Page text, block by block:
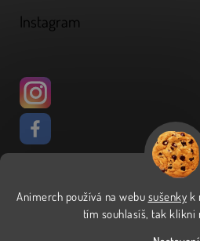
Animerch používá na webu sušenky k
tím souhlasíš, tak klikni
Instagram
Vytvořil